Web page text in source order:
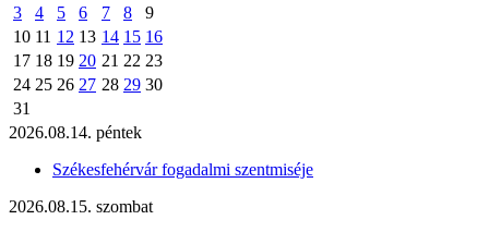
3
4 5 6 7 8
9
10 11 12 13 14 15 16
17 18 19 20 21 22 23
24 25 26 27 28 29 30
31
2026.08.14. péntek
Székesfehérvár fogadalmi szentmiséje
2026.08.15. szombat